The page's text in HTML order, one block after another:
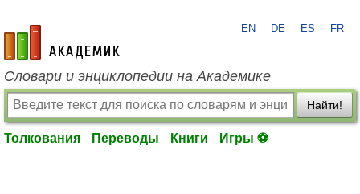
academic.ru
EN DE ES FR
Словари и энциклопедии на Академике
Найти!
Толкования Переводы Книги Игры ⚽